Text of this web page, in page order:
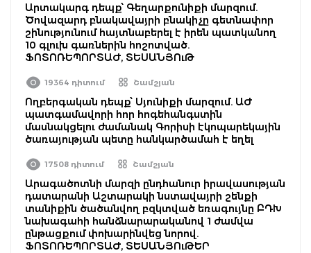
Արտակարգ դեպք՝ Գեղարքունիքի մարզում.
Ծովազարդ բնակավայրի բնակիչը գետնափոր
շինությունում հայտնաբերել է իրեն պատկանող
10 գլուխ գառներին հոշոտված.
ՖՈՏՈՌԵՊՈՐՏԱԺ, ՏԵՍԱՆՅՈւԹ
19364 դիտում Շամշյան
Ողբերգական դեպք՝ Սյունիքի մարզում. ԱԺ
պատգամավորի հոր հոգեհանգստին
մասնակցելու ժամանակ Գորիսի էկոպարեկային
ծառայության պետը հանկարծամահ է եղել
17508 դիտում Շամշյան
Արագածոտնի մարզի ընդհանուր իրավասության
դատարանի Աշտարակի նստավայրի շենքի
տանիքին ծածանվող բզկտված եռագույնը ԲԴԽ
նախագահի հանձնարարականով 1 ժամվա
ընթացքում փոխարինվեց նորով.
ՖՈՏՈՌԵՊՈՐՏԱԺ, ՏԵՍԱՆՅՈւԹԵՐ